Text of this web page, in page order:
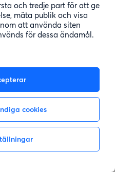
och tredje part för att ge
mäta publik och visa
att använda siten
för dessa ändamål.
cookies